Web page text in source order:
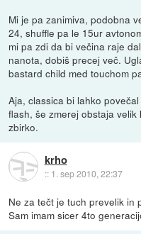
Mi je pa zanimiva, podobna
24, shuffle pa le 15ur
mi pa zdi da bi večina raje
nanota, dobiš precej več.
bastard child med touchom
Aja, classica bi lahko
flash, še zmerej obstaja
zbirko.
krho
:: 1. sep 2010, 22:37
Ne za tečt je tuch prevelik in
Sam imam sicer 4to